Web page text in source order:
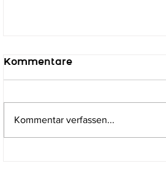
Kommentare
Kommentar verfassen...